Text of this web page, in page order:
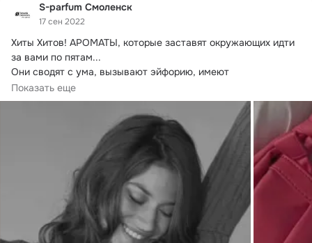
S-parfum Смоленск
17 сен 2022
Хиты Хитов! АРОМАТЫ, которые заставят окружающих идти
за вами по пятам...
Они сводят с ума, вызывают эйфорию, имеют
головокружительный шлейф! Ароматы, которые должны
быть у каждого из вас!
Показать еще